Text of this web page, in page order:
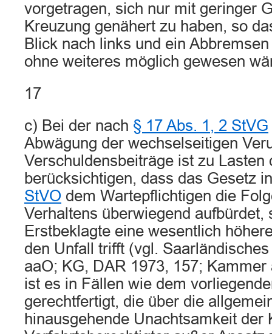
vorgetragen, sich nur mit geringer
Kreuzung genähert zu haben, so
Blick nach links und ein
ohne weiteres möglich gewesen
17
c) Bei der nach § 17 Abs. 1, 2 StVG
Abwägung der wechselseitigen
Verschuldensbeiträge ist zu Lasten
berücksichtigen, dass das Gesetz
StVO dem Wartepflichtigen die
Verhaltens überwiegend aufbürdet,
Erstbeklagte eine wesentlich
den Unfall trifft (vgl.
aaO; KG, DAR 1973, 157;
ist es in Fällen wie dem
gerechtfertigt, die über die
hinausgehende Unachtsamkeit der